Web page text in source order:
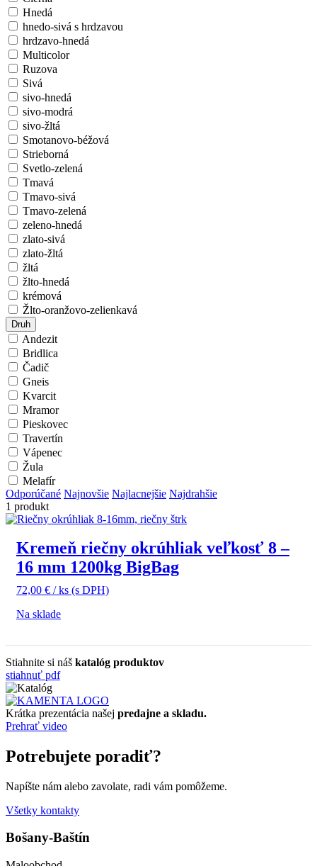
Hnedá
hnedo-sivá s hrdzavou
hrdzavo-hnedá
Multicolor
Ruzova
Sivá
sivo-hnedá
sivo-modrá
sivo-žltá
Smotanovo-béžová
Strieborná
Svetlo-zelená
Tmavá
Tmavo-sivá
Tmavo-zelená
zeleno-hnedá
zlato-sivá
zlato-žltá
žltá
žlto-hnedá
krémová
Žlto-oranžovo-zelienkavá
Druh
Andezit
Bridlica
Čadič
Gneis
Kvarcit
Mramor
Pieskovec
Travertín
Vápenec
Žula
Melafír
Odporúčané Najnovšie Najlacnejšie Najdrahšie
1 produkt
Kremeň riečny okrúhliak veľkosť 8 –
16 mm 1200kg BigBag
72,00 € / ks (s DPH)
Na sklade
Stiahnite si náš katalóg produktov
stiahnuť pdf
Krátka prezentácia našej predajne a skladu.
Prehrať video
Potrebujete poradiť?
Napíšte nám alebo zavolate, radi vám pomôžeme.
Všetky kontakty
Bošany-Baštín